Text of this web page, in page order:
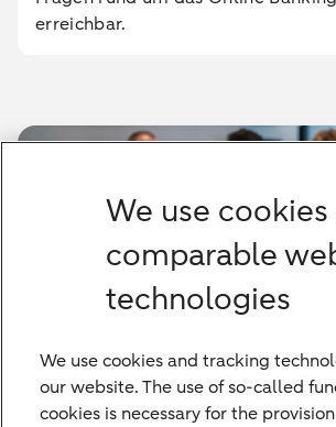
erreichbar.
We use cookies
comparable
technologies
We use cookies and tracking
our website. The use of so-called
cookies is necessary for the